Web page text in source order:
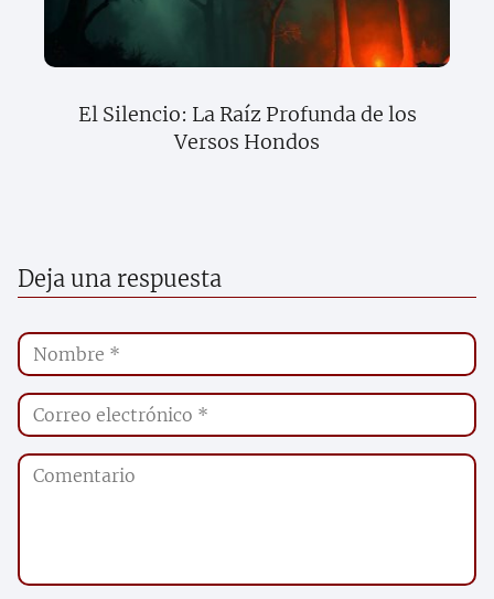
El Silencio: La Raíz Profunda de los
Versos Hondos
Deja una respuesta